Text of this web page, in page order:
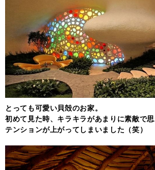
とっても可愛い貝殻のお家。
初めて見た時、キラキラがあまりに素敵で
テンションが上がってしまいました（笑）